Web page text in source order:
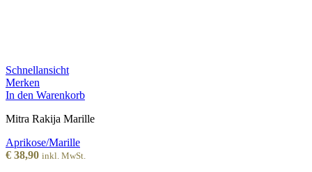
Schnellansicht
Merken
In den Warenkorb
Mitra Rakija Marille
Aprikose/Marille
€ 38,90 inkl. MwSt.